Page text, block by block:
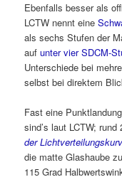
Ebenfalls besser als
LCTW nennt eine
als sechs Stufen der
aufunter vier SDCM-
Unterschiede bei
selbst bei direktem
Fast eine
sind’s laut LCTW;
der
die matte Glashaube
115 Grad